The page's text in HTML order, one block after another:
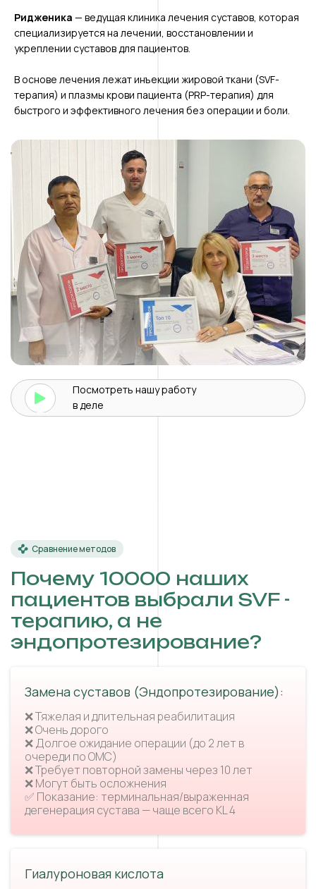
Ридженика — ведущая клиника лечения суставов, которая
специализируется на лечении, восстановлении и
укреплении суставов для пациентов.
В основе лечения лежат инъекции жировой ткани (SVF-
терапия) и плазмы крови пациента (PRP-терапия) для
быстрого и эффективного лечения без операции и боли.
Посмотреть нашуработу
в деле
Сравнение методов
Почему 10000 наших
пациентов выбрали SVF -
терапию, а не
эндопротезирование?
Замена суставов (Эндопротезирование):
❌ Тяжелая и длительная реабилитация
❌ Очень дорого
❌ Долгое ожидание операции (до 2 лет в
очереди по ОМС)
❌ Требует повторной замены через 10 лет
❌ Могут быть осложнения
✅ Показание: терминальная/выраженная
дегенерация сустава — чаще всего KL 4
Гиалуроновая кислота